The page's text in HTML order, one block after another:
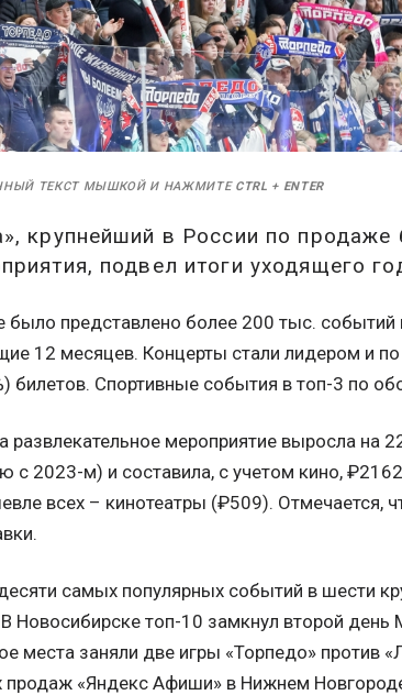
ТЕКСТ МЫШКОЙ И НАЖМИТЕ CTRL + ENTER
крупнейший в России по продаже
подвел итоги уходящего
было представлено более 200 тыс.
12 месяцев. Концерты стали лидером и по
билетов. Спортивные события в топ-3 по
развлекательное мероприятие выросла на
с 2023-м) и составила, с учетом кино,
всех – кинотеатры (₽509). Отмечается,
самых популярных событий в шести
Новосибирске топ-10 замкнул второй
места заняли две игры «Торпедо» против
продаж «Яндекс Афиши» в Нижнем